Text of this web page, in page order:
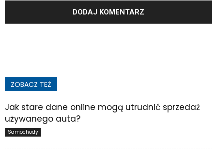
ZOBACZ TEŻ
Jak stare dane online mogą utrudnić sprzedaż
używanego auta?
Samochody